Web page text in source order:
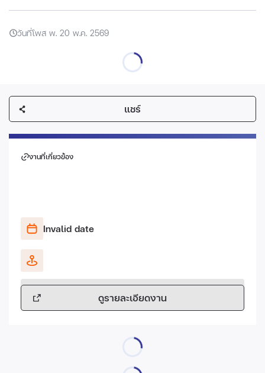
วันที่โพส พ. 20 พ.ค. 2569
แชร์
งานที่เกี่ยวข้อง
Invalid date
ดูรายละเอียดงาน